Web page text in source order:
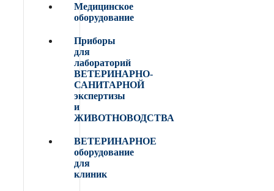
Медицинское
оборудование
Приборы
для
лабораторий
ВЕТЕРИНАРНО-
САНИТАРНОЙ
экспертизы
и
ЖИВОТНОВОДСТВА
ВЕТЕРИНАРНОЕ
оборудование
для
клиник